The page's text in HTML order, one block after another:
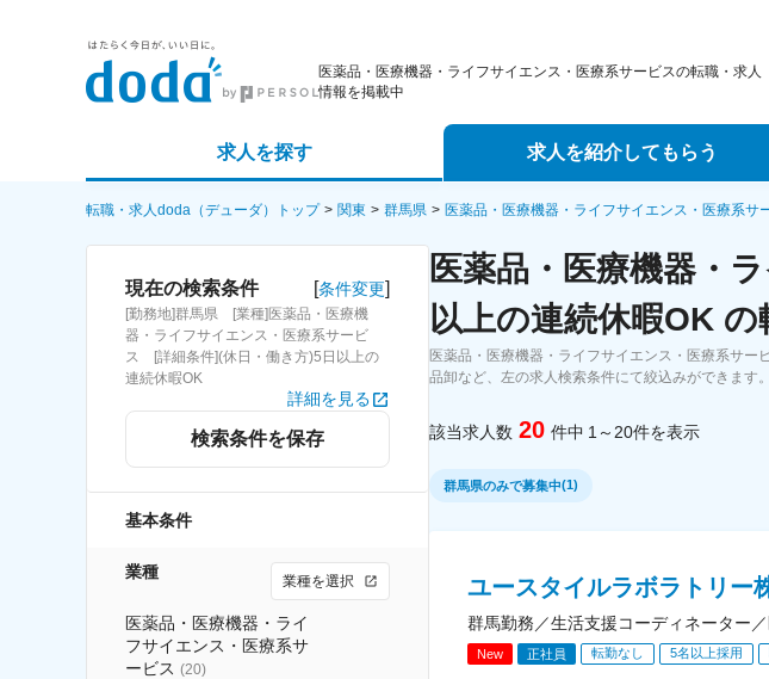
医薬品・医療機器・ライフサイエンス・医療系サービスの転職・求人
情報を掲載中
求人を探す
詳細条件から探す
求人特集から探す
求人を紹介してもらう
エージェントサービス
スカウトサービス
パートナーエージェントサービス
転職・求人doda（デューダ）トップ 関東 群馬県 医薬品・医療機器・ライフサイエンス・医療系サ
現在の検索条件 [条件変更]
[勤務地]群馬県 [業種]医薬品・医療機
器・ライフサイエンス・医療系サービ
ス [詳細条件](休日・働き方)5日以上の
連続休暇OK
詳細を見る
検索条件を保存
基本条件
業種 業種を選択
医薬品・医療機器・ライ
フサイエンス・医療系サ
ービス (20)
医薬品・医療機器・
以上の連続休暇OK
医薬品・医療機器・ライフサイエンス・医療系サ
品卸など、左の求人検索条件にて絞込みができます。
該当求人数 20 件中 1～20件を表示
群馬県のみで募集中(1)
ユースタイルラボラトリー
群馬勤務／生活支援コーディネーター
New 正社員 転勤なし 5名以上採用